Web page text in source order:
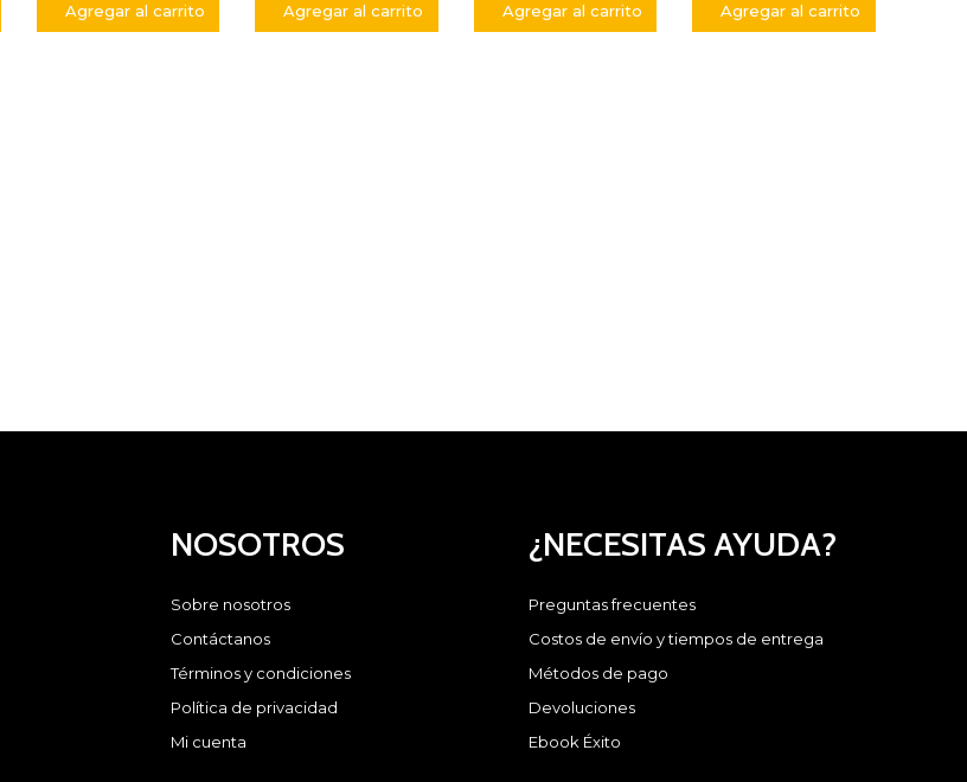
Agregar al carrito Agregar al carrito Agregar al carrito Agregar al carrito
NOSOTROS
Sobre nosotros
Contáctanos
Términos y condiciones
Política de privacidad
Mi cuenta
¿NECESITAS AYUDA?
Preguntas frecuentes
Costos de envío y tiempos de entrega
Métodos de pago
Devoluciones
Ebook Éxito